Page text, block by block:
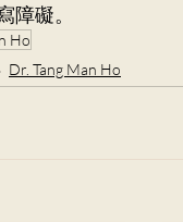
障礙。
Ho
Dr. Tang Man Ho